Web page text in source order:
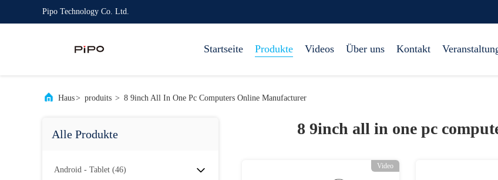
Pipo Technology Co. Ltd.
Startseite Produkte Videos Über uns Kontakt
Haus> produits > 8 9inch All In One Pc Computers Online Manufacturer
Alle Produkte
Android - Tablet (46)
8 9inch all in one pc
Video